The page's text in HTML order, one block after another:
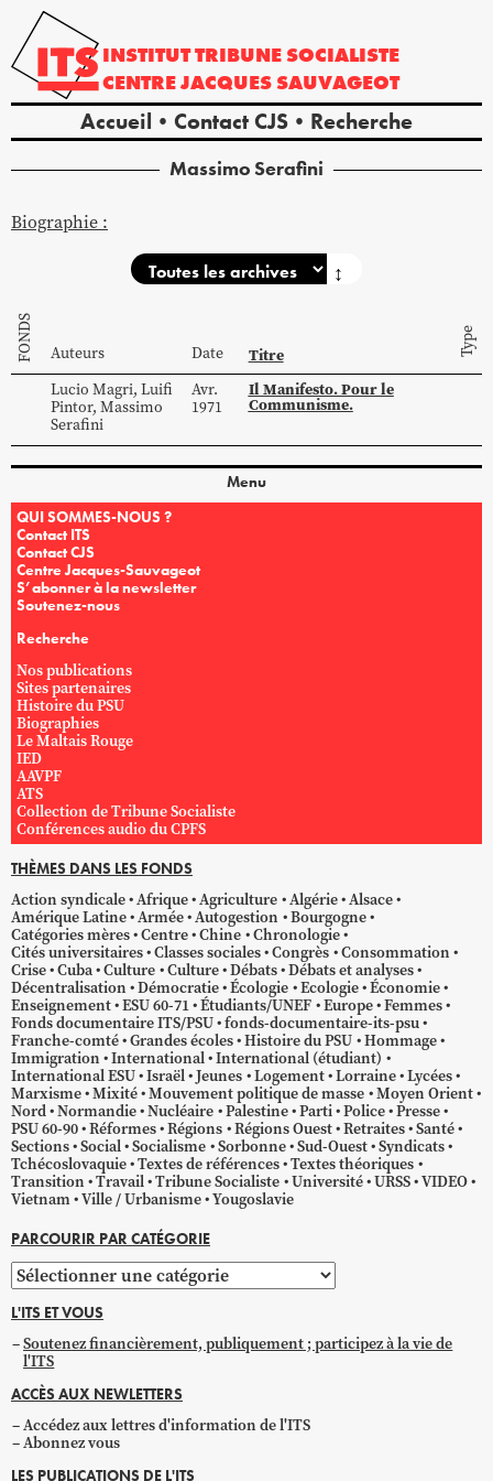
INSTITUTTRIBUNE SOCIALISTE
CENTREJACQUES SAUVAGEOT
Accueil Contact CJS Recherche
Massimo Serafini
Biographie :
↕
FONDS Auteurs Date Titre Type
Lucio Magri, Luifi
Pintor, Massimo
Serafini
Avr.
1971
Il Manifesto. Pour le
Communisme.
Menu
QUI SOMMES-NOUS ?
Contact ITS
Contact CJS
Centre Jacques-Sauvageot
S’abonner à la newsletter
Soutenez-nous
Recherche
Nos publications
Sites partenaires
Histoire du PSU
Biographies
Le Maltais Rouge
IED
AAVPF
ATS
Collection de Tribune Socialiste
Conférences audio du CPFS
THÈMES DANS LES FONDS
Action syndicale Afrique Agriculture Algérie Alsace
Amérique Latine Armée Autogestion
Bourgogne
Catégories mères Centre Chine Chronologie
Cités universitaires Classes sociales Congrès Consommation
Crise Cuba Culture Culture Débats Débats et analyses
Décentralisation Démocratie Écologie Ecologie Économie
Enseignement ESU 60-71 Étudiants/UNEF Europe Femmes
Fonds documentaire ITS/PSU fonds-documentaire-its-psu
Franche-comté Grandes écoles Histoire du PSU Hommage
Immigration International International (étudiant)
International ESU Israël Jeunes Logement Lorraine Lycées
Marxisme Mixité Mouvement politique de masse Moyen Orient
Nord Normandie Nucléaire Palestine Parti Police Presse
PSU 60-90 Réformes Régions Régions Ouest Retraites Santé
Sections Social Socialisme Sorbonne Sud-Ouest Syndicats
Tchécoslovaquie Textes de références Textes théoriques
Transition Travail Tribune Socialiste Université URSS VIDEO
Vietnam Ville / Urbanisme Yougoslavie
PARCOURIR PAR CATÉGORIE
Parcourir
par
catégorie
L'ITS ET VOUS
Soutenez financièrement, publiquement ; participez à la vie de
l'ITS
ACCÈS AUX NEWLETTERS
Accédez aux lettres d'information de l'ITS
Abonnez vous
LES PUBLICATIONS DE L'ITS